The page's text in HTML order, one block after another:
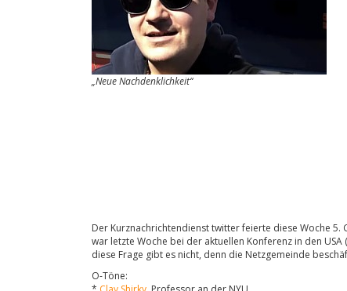
„Neue Nachdenklichkeit“
Der Kurznachrichtendienst twitter feierte diese Woche 5.
war letzte Woche bei der aktuellen Konferenz in den
diese Frage gibt es nicht, denn die Netzgemeinde
O-Töne: